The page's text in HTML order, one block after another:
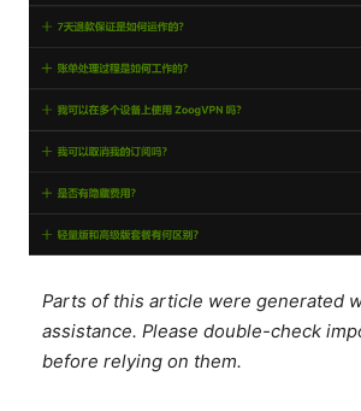
Parts of this article were generated
assistance. Please double-check
before relying on them.